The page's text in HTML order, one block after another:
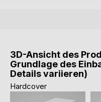
3D-Ansicht des
Grundlage des
Details variieren)
Hardcover